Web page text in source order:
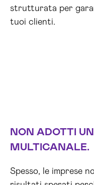
strutturata per
tuoi clienti.
Spesso, le imprese
risultati sperati
limitarsi a un solo